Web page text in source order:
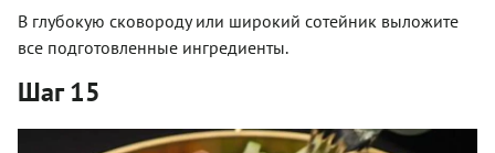
В глубокую сковороду или широкий сотейник выложите
все подготовленные ингредиенты.
Шаг 15